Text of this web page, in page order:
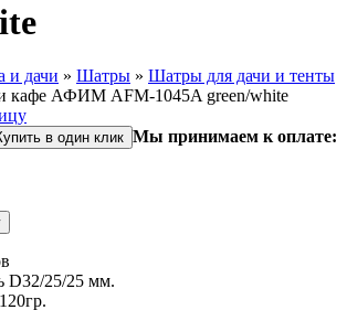
и дачи » Шатры » Шатры для дачи и тенты
кафе АФИМ AFM-1045A green/white
в один клик Мы принимаем к оплате:
D32/25/25 мм.